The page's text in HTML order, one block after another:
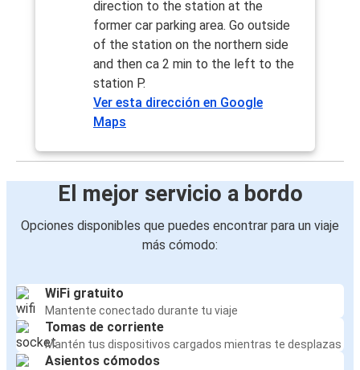
direction to the station at the
former car parking area. Go outside
of the station on the northern side
and then ca 2 min to the left to the
station P.
Ver esta dirección en Google
Maps
El mejor servicio a bordo
Opciones disponibles que puedes encontrar para un viaje
más cómodo:
WiFi gratuito
Mantente conectado durante tu viaje
Tomas de corriente
Mantén tus dispositivos cargados mientras te desplazas
Asientos cómodos